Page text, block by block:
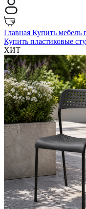
Главная Купить мебель
Купить пластиковые
ХИТ